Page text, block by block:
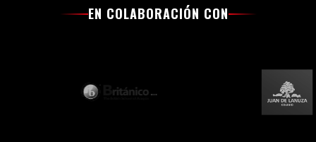
EN COLABORACIÓN CON